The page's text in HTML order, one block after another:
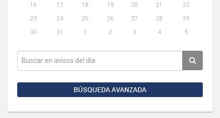
16 17 18 19 20 21
22
23
24 25 26 27 28
29
30
31 1 2 3 4 5
BÚSQUEDA AVANZADA